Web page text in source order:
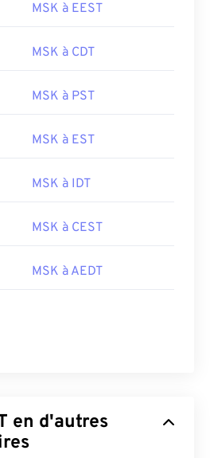
MSK à EEST
MSK à CDT
MSK à PST
MSK à EST
MSK à IDT
MSK à CEST
MSK à AEDT
en d'autres